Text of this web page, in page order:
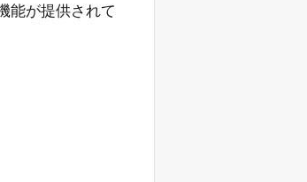
能が提供されて